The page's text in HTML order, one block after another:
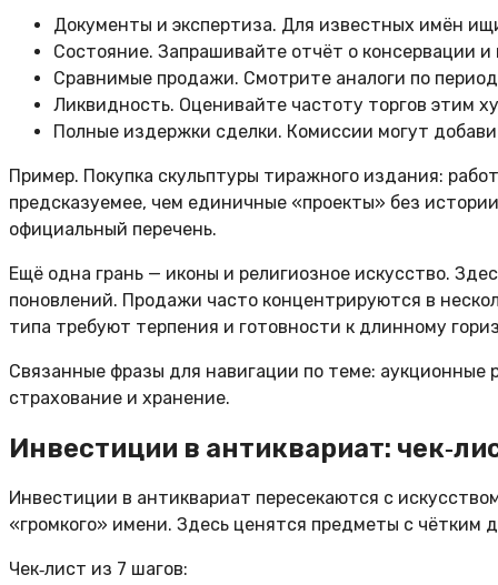
Документы и экспертиза. Для известных имён
Состояние. Запрашивайте отчёт о консервации
Сравнимые продажи. Смотрите аналоги по
Ликвидность. Оценивайте частоту торгов этим
Полные издержки сделки. Комиссии могут
Пример. Покупка скульптуры тиражного издания:
предсказуемее, чем единичные «проекты» без
официальный перечень.
Ещё одна грань — иконы и религиозное искусство.
поновлений. Продажи часто концентрируются в
типа требуют терпения и готовности к длинному
Связанные фразы для навигации по теме: аукционные
страхование и хранение.
Инвестиции в антиквариат:
Инвестиции в антиквариат пересекаются с
«громкого» имени. Здесь ценятся предметы с
Чек‑лист из 7 шагов: